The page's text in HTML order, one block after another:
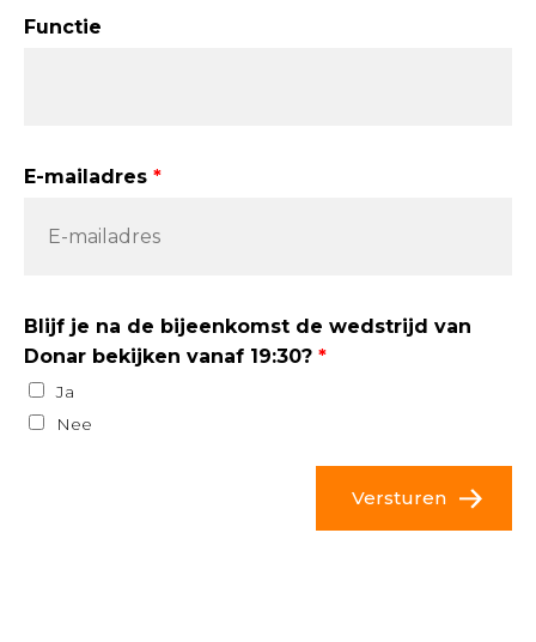
Functie
E-mailadres
Blijf je na de bijeenkomst de wedstrijd van
Donar bekijken vanaf 19:30?
Ja
Nee
Versturen